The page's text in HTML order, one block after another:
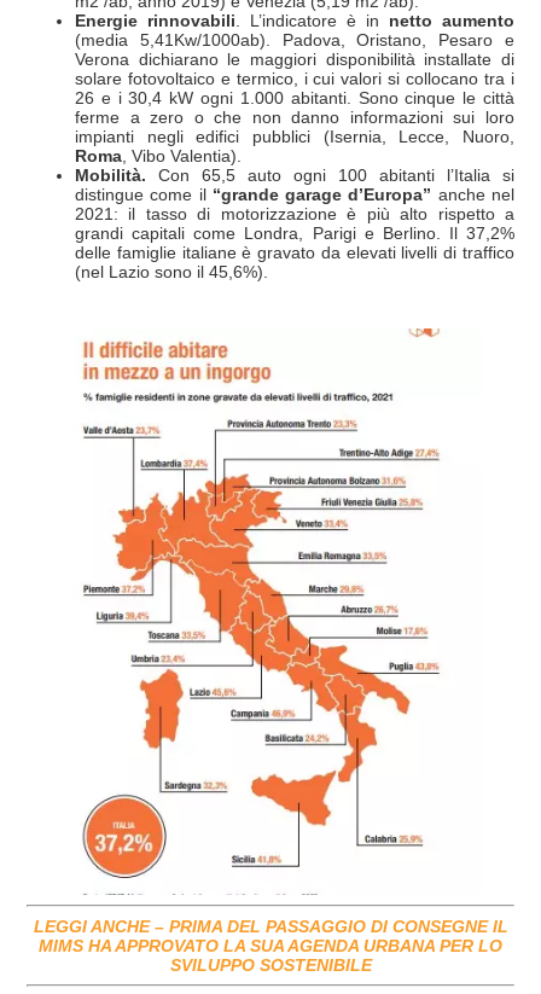
Energie rinnovabili. L’indicatore è in netto aumento
(media 5,41Kw/1000ab). Padova, Oristano, Pesaro e
Verona dichiarano le maggiori disponibilità installate di
solare fotovoltaico e termico, i cui valori si collocano tra i
26 e i 30,4 kW ogni 1.000 abitanti. Sono cinque le città
ferme a zero o che non danno informazioni sui loro
impianti negli edifici pubblici (Isernia, Lecce, Nuoro,
Roma, Vibo Valentia).
Mobilità. Con 65,5 auto ogni 100 abitanti l’Italia si
distingue come il“grande garage d’Europa” anche nel
2021: il tasso di motorizzazione è più alto rispetto a
grandi capitali come Londra, Parigi e Berlino. Il 37,2%
delle famiglie italiane è gravato da elevati livelli di traffico
(nel Lazio sono il 45,6%).
LEGGI ANCHE – PRIMA DEL PASSAGGIO DI CONSEGNE IL
MIMS HA APPROVATO LA SUA AGENDA URBANA PER LO
SVILUPPO SOSTENIBILE